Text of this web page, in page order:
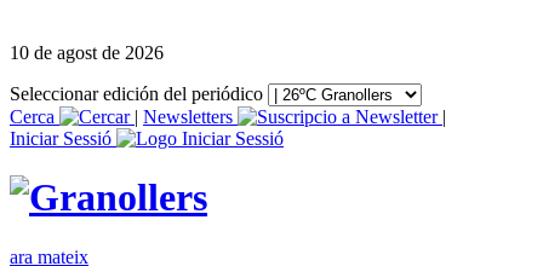
10 de agost de 2026
Seleccionar edición del periódico
Cerca
| Newsletters
|
Iniciar Sessió
ara mateix